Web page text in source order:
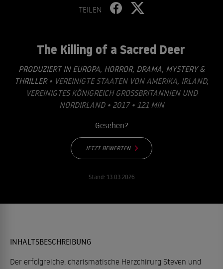
TEILEN
The Killing of a Sacred Deer
PRODUZIERT IN EUROPA, HORROR, DRAMA, MYSTERY &
THRILLER• VEREINIGTE STAATEN VON AMERIKA, IRLAND,
VEREINIGTES KÖNIGREICH GROSSBRITANNIEN UND N
ORDIRLAND • 2017 • 121 MIN
Gesehen?
JETZT BEWERTEN
Stand: 13.03.2026
INHALTSBESCHREIBUNG
Der erfolgreiche, charismatische Herzchirurg Steven und